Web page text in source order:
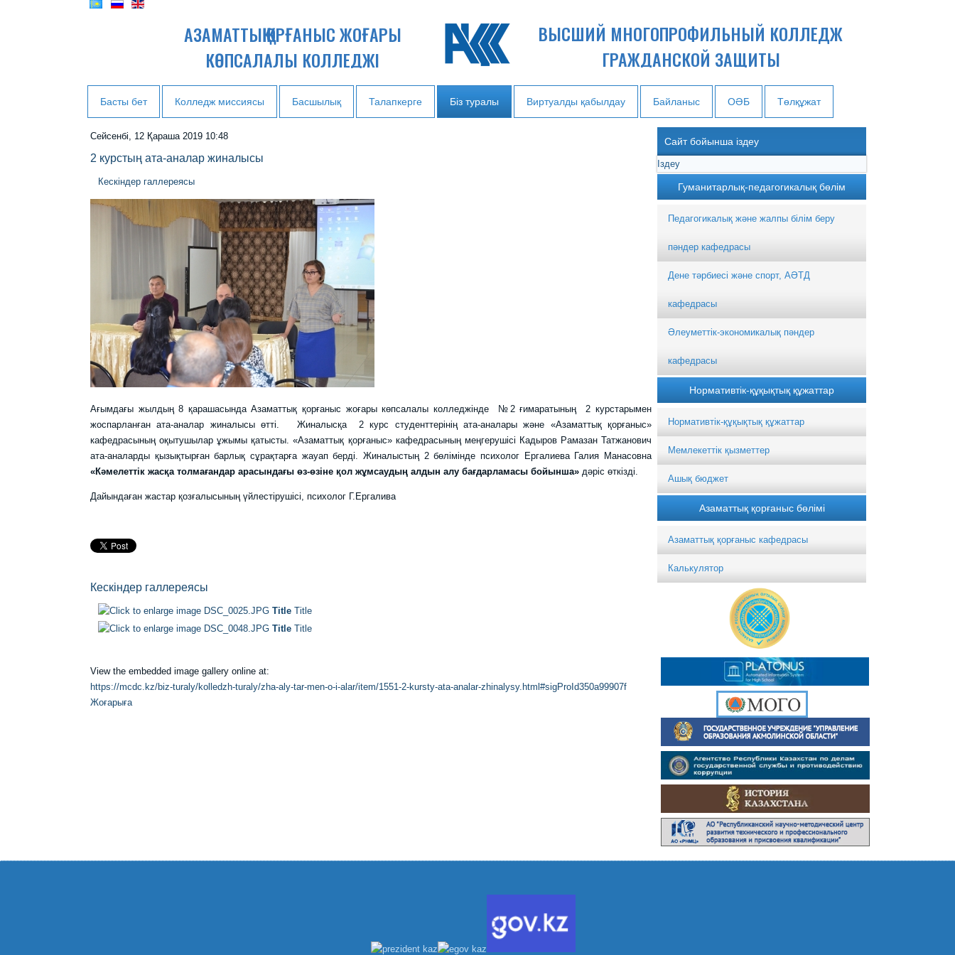
АЗАМАТТЫҚ ҚОРҒАНЫС ЖОҒАРЫ
КӨПСАЛАЛЫ КОЛЛЕДЖІ
ВЫСШИЙ МНОГОПРОФИЛЬНЫЙ КОЛЛЕДЖ
ГРАЖДАНСКОЙ ЗАЩИТЫ
Басты бет Колледж миссиясы Басшылық Талапкерге Біз туралы Виртуалды қабылдау Байланыс ОӘБ Төлқұжат
Сейсенбі, 12 Қараша 2019 10:48
2 курстың ата-аналар жиналысы
Кескіндер галлереясы
Ағымдағы жылдың 8 қарашасында Азаматтық қорғаныс жоғары көпсалалы колледжінде №2 ғимаратының 2 курстарымен
жоспарланған ата-аналар жиналысы өтті. Жиналысқа 2 курс студенттерінің ата-аналары және «Азаматтық қорғаныс»
кафедрасының оқытушылар ұжымы қатысты. «Азаматтық қорғаныс» кафедрасының меңгерушісі Кадыров Рамазан Татжанович
ата-аналарды қызықтырған барлық сұрақтарға жауап берді. Жиналыстың 2 бөлімінде психолог Ергалиева Галия Манасовна
«Кәмелеттік жасқа толмағандар арасындағы өз-өзіне қол жұмсаудың алдын алу бағдарламасы бойынша» дәріс өткізді.
Дайындаған жастар қозғалысының үйлестірушісі, психолог Г.Ергалива
Кескіндер галлереясы
Title Title
Title Title
View the embedded image gallery online at:
https://mcdc.kz/biz-turaly/kolledzh-turaly/zha-aly-tar-men-o-i-alar/item/1551-2-kursty-ata-analar-zhinalysy.html#sigProId350a99907f
Жоғарыға
Сайт бойынша іздеу
Гуманитарлық-педагогикалық бөлім
Педагогикалық және жалпы білім беру
пәндер кафедрасы
Дене тәрбиесі және спорт, АӘТД
кафедрасы
Әлеуметтік-экономикалық пәндер
кафедрасы
Нормативтік-құқықтық құжаттар
Нормативтік-құқықтық құжаттар
Мемлекеттік қызметтер
Ашық бюджет
Азаматтық қорғаныс бөлімі
Азаматтық қорғаныс кафедрасы
Калькулятор